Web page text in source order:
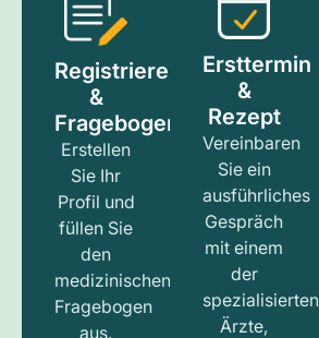
Registrieren
&
Fragebogen
Erstellen
Sie Ihr
Profil und
füllen Sie
den
medizinischen
Fragebogen
aus.
Ersttermin
&
Rezept
Vereinbaren
Sie ein
ausführliches
Gespräch
mit einem
der
spezialisierten
Ärzte,